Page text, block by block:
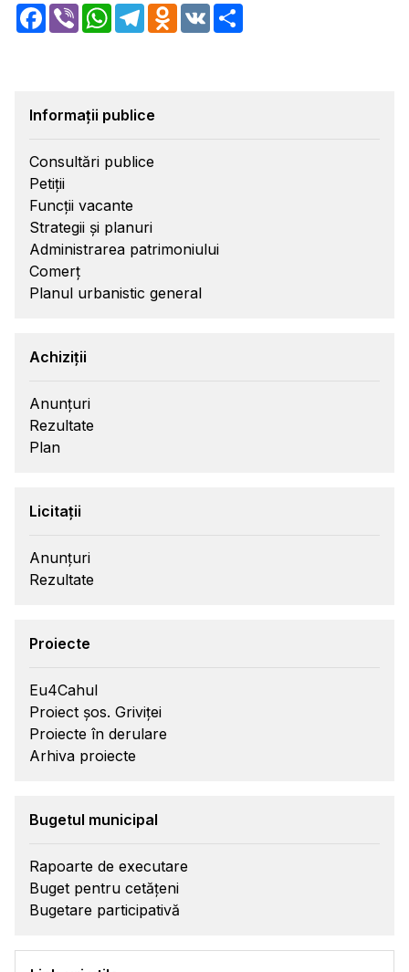
Facebook
Viber WhatsApp
TelegramOdnoklassniki
VK
Informații publice
Consultări publice
Petiții
Funcții vacante
Strategii și planuri
Administrarea patrimoniului
Comerț
Planul urbanistic general
Achiziții
Anunțuri
Rezultate
Plan
Licitații
Anunțuri
Rezultate
Proiecte
Eu4Cahul
Proiect șos. Griviței
Proiecte în derulare
Arhiva proiecte
Bugetul municipal
Rapoarte de executare
Buget pentru cetățeni
Bugetare participativă